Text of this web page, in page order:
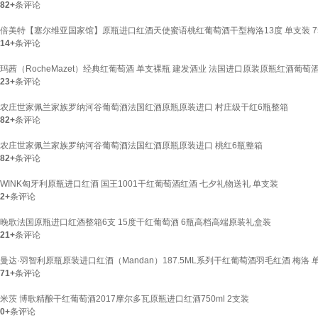
82+条评论
倍美特【塞尔维亚国家馆】原瓶进口红酒天使蜜语桃红葡萄酒干型梅洛13度 单支装
14+条评论
玛茜（RocheMazet）经典红葡萄酒 单支裸瓶 建发酒业 法国进口原装原瓶红酒葡萄
23+条评论
农庄世家佩兰家族罗纳河谷葡萄酒法国红酒原瓶原装进口 村庄级干红6瓶整箱
82+条评论
农庄世家佩兰家族罗纳河谷葡萄酒法国红酒原瓶原装进口 桃红6瓶整箱
82+条评论
WINK匈牙利原瓶进口红酒 国王1001干红葡萄酒红酒 七夕礼物送礼 单支装
2+条评论
晚歌法国原瓶进口红酒整箱6支 15度干红葡萄酒 6瓶高档高端原装礼盒装
21+条评论
曼达·羽智利原瓶原装进口红酒（Mandan）187.5ML系列干红葡萄酒羽毛红酒 梅洛
71+条评论
米茨 博歌精酿干红葡萄酒2017摩尔多瓦原瓶进口红酒750ml 2支装
0+条评论